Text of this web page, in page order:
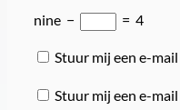
nine − = 4
Stuur mij een e-
Stuur mij een e-